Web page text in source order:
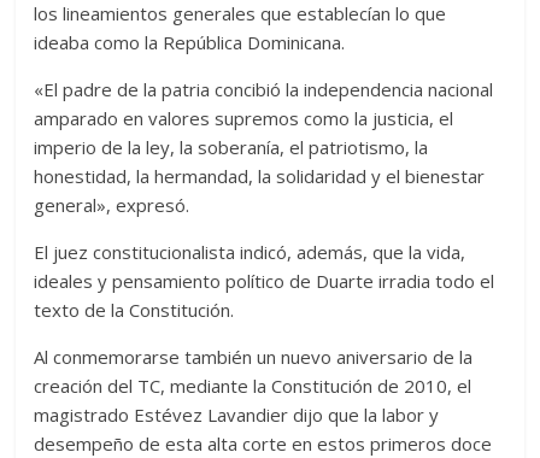
los lineamientos generales que establecían lo que
ideaba como la República Dominicana.
«El padre de la patria concibió la independencia nacional
amparado en valores supremos como la justicia, el
imperio de la ley, la soberanía, el patriotismo, la
honestidad, la hermandad, la solidaridad y el bienestar
general», expresó.
El juez constitucionalista indicó, además, que la vida,
ideales y pensamiento político de Duarte irradia todo el
texto de la Constitución.
Al conmemorarse también un nuevo aniversario de la
creación del TC, mediante la Constitución de 2010, el
magistrado Estévez Lavandier dijo que la labor y
desempeño de esta alta corte en estos primeros doce